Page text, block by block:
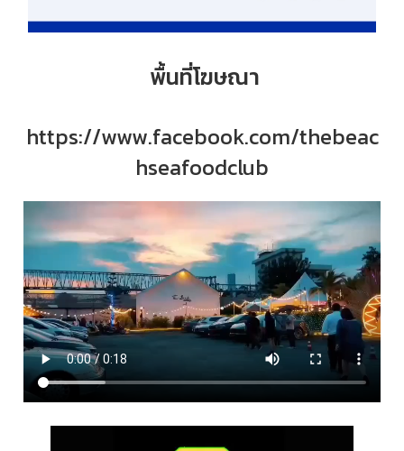
พื้นที่โฆษณา
https://www.facebook.com/thebeac
hseafoodclub